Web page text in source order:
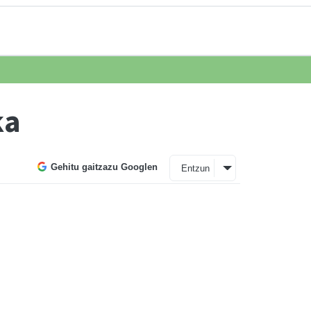
Gehitu gaitzazu Googlen Entzun